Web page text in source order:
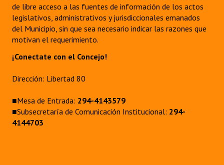
de libre acceso a las fuentes de información de los actos
legislativos, administrativos y jurisdiccionales emanados
del Municipio, sin que sea necesario indicar las razones que
motivan el requerimiento.
¡Conectate con el Concejo!
Dirección: Libertad 80
■Mesa de Entrada: 294-4143579
■Subsecretaría de Comunicación Institucional: 294-
4144703